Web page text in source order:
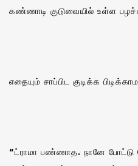
கண்ணாடி குடுவையில் உள்ள
எதையும் சாப்பிட குடிக்க
“ட்ராமா பண்ணாத. நானே